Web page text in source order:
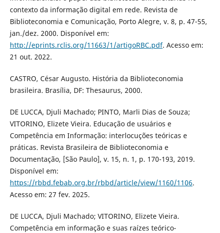
contexto da informação digital em rede. Revista de
Biblioteconomia e Comunicação, Porto Alegre, v. 8, p. 47-55,
jan./dez. 2000. Disponível em:
http://eprints.rclis.org/11663/1/artigoRBC.pdf. Acesso em:
21 out. 2022.
CASTRO, César Augusto. História da Biblioteconomia
brasileira. Brasília, DF: Thesaurus, 2000.
DE LUCCA, Djuli Machado; PINTO, Marli Dias de Souza;
VITORINO, Elizete Vieira. Educação de usuários e
Competência em Informação: interlocuções teóricas e
práticas. Revista Brasileira de Biblioteconomia e
Documentação, [São Paulo], v. 15, n. 1, p. 170-193, 2019.
Disponível em:
https://rbbd.febab.org.br/rbbd/article/view/1160/1106.
Acesso em: 27 fev. 2025.
DE LUCCA, Djuli Machado; VITORINO, Elizete Vieira.
Competência em informação e suas raízes teórico-